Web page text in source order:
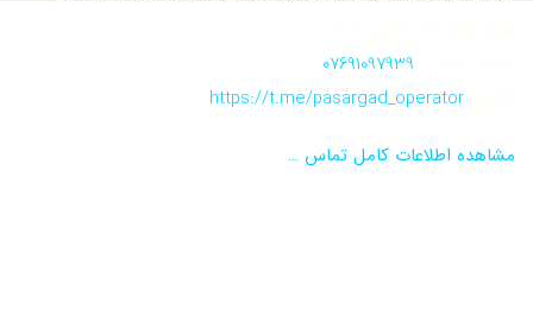
07691097939
https://t.me/pasargad_operator
مشاهده اطلاعات کامل تماس …